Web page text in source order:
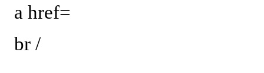
a href=
br /